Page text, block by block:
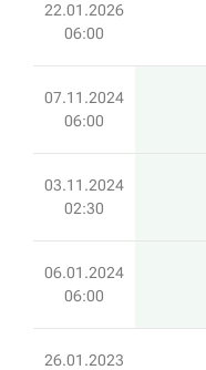
22.01.2026
06:00
07.11.2024
06:00
03.11.2024
02:30
06.01.2024
06:00
26.01.2023